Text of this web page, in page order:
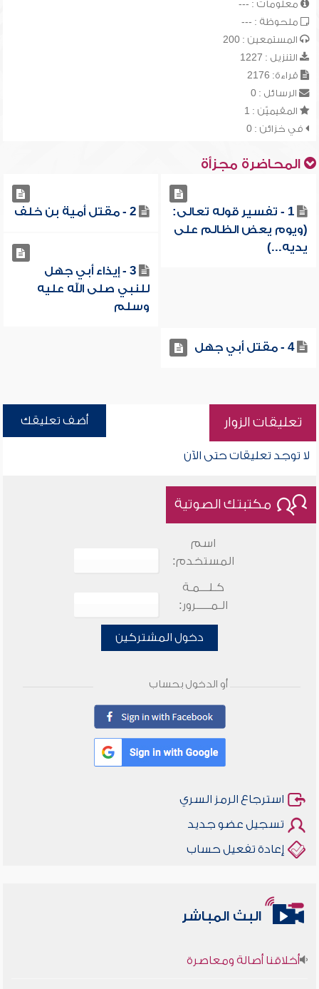
معلومات : ---
ملحوظة : ---
المستمعين : 200
التنزيل : 1227
قراءة: 2176
الرسائل : 0
المقيميّن : 1
في خزائن : 0
المحاضرة مجزأة
1 - تفسير قوله تعالى:
(ويوم يعض الظالم على
يديه...)
2 - مقتل أمية بن خلف
3 - إيذاء أبي جهل
للنبي صلى الله عليه
وسلم
4 - مقتل أبي جهل
تعليقات الزوار أضف تعليقك
لا توجد تعليقات حتى الآن
مكتبتك الصوتية
اسم
المستخدم:
كـلـــمـة
الـمـــــرور:
دخول المشتركين
أو الدخول بحساب
استرجاع الرمز السري
تسجيل عضو جديد
إعادة تفعيل حساب
البث المباشر
أخلاقنا أصالة ومعاصرة